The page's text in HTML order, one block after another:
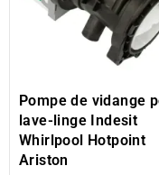
Pompe de vidange
lave-linge Indesit
Whirlpool Hotpoint
Ariston